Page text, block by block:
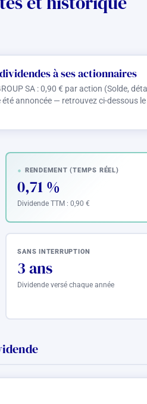
à ses actionnaires
SA :0,90 € par action (Solde,
annoncée — retrouvez ci-dessous
RENDEMENT (TEMPS RÉEL)
0,71 %
Dividende TTM :0,90 €
SANS INTERRUPTION
3 ans
Dividende versé chaque année